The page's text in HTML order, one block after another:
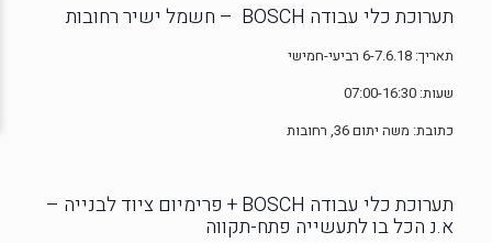
תערוכת כלי עבודה BOSCH – חשמל ישיר רחובות
תאריך: 6-7.6.18 רביעי-חמישי
שעות: 07:00-16:30
כתובת: משה יתום 36, רחובות
תערוכת כלי עבודה BOSCH + פרימיום ציוד לבנייה –
א.נ הכל בו לתעשייה פתח-תקווה